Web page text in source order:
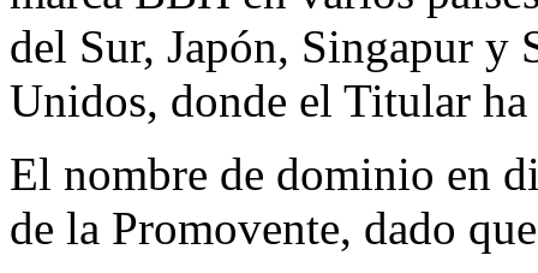
del Sur, Japón, Singapur y
Unidos, donde el Titular
El nombre de dominio en
de la Promovente, dado